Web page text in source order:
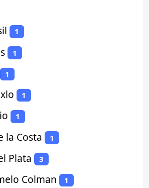
1
1
1
1
1
la Costa 1
Plata 3
Colman 1